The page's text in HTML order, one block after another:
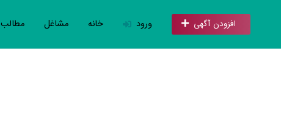
خانه مشاغل مطالب ورود افزودن آگهی